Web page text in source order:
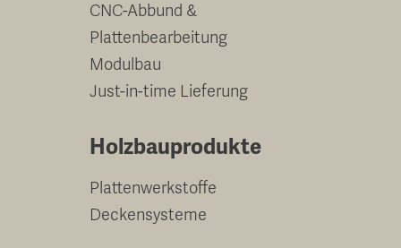
CNC-Abbund &
Plattenbearbeitung
Modulbau
Just-in-time Lieferung
Holzbauprodukte
Plattenwerkstoffe
Deckensysteme